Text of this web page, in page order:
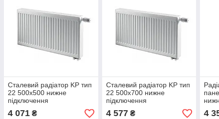
Сталевий радіатор KP тип
22 500х500 нижне
підключення
4 071 ₴
Сталевий радіатор KP тип
22 500х700 нижне
підключення
4 577₴ 4